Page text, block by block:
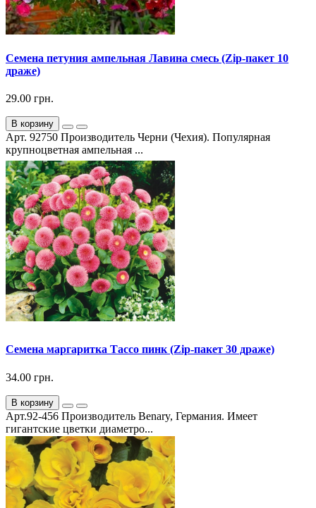
Семена петуния ампельная Лавина смесь (Zip-пакет 10
драже)
29.00 грн.
В корзину
Арт. 92750 Производитель Черни (Чехия). Популярная
крупноцветная ампельная ...
Семена маргаритка Тассо пинк (Zip-пакет 30 драже)
34.00 грн.
В корзину
Арт.92-456 Производитель Benary, Германия. Имеет
гигантские цветки диаметро...